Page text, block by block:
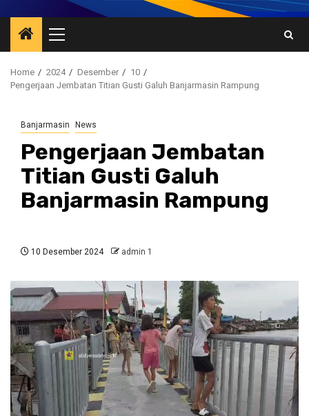
Primary
Menu
Home 2024 Desember
10
Pengerjaan Jembatan Titian Gusti Galuh Banjarmasin Rampung
Banjarmasin News
Pengerjaan Jembatan
Titian Gusti Galuh
Banjarmasin Rampung
10 Desember 2024 admin 1